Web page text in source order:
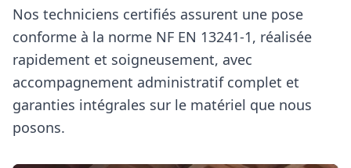
Nos techniciens certifiés assurent une pose
conforme à la norme NF EN 13241‑1, réalisée
rapidement et soigneusement, avec
accompagnement administratif complet et
garanties intégrales sur le matériel que nous
posons.